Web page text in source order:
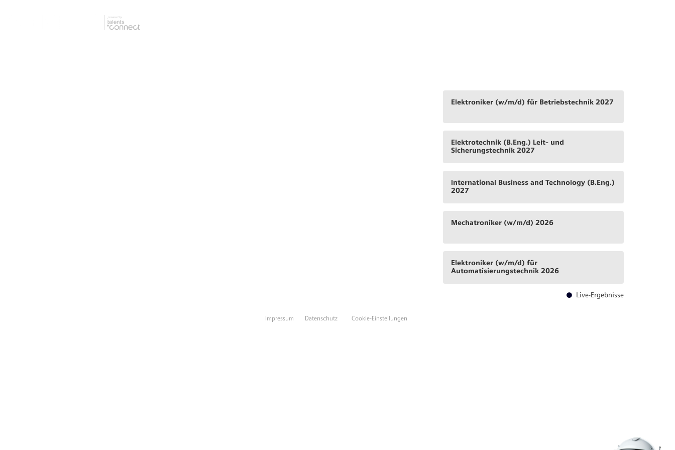
Elektroniker (w/m/d) für Betriebstechnik 2027
Elektrotechnik (B.Eng.) Leit- und
Sicherungstechnik 2027
International Business and Technology (B.Eng.)
2027
Mechatroniker (w/m/d) 2026
Elektroniker (w/m/d) für
Automatisierungstechnik 2026
Live-Ergebnisse
Impressum Datenschutz Cookie-Einstellungen